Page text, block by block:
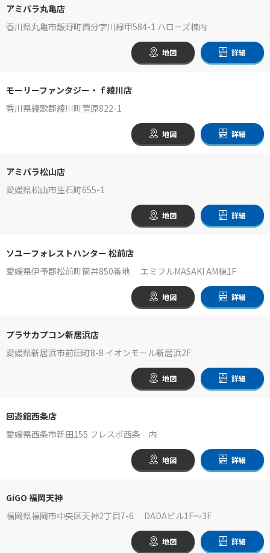
アミパラ丸亀店
香川県丸亀市飯野町西分字川緑甲584-1 ハローズ棟内
地図 詳細
モーリーファンタジー・ｆ綾川店
香川県綾歌郡綾川町萱原822-1
地図 詳細
アミパラ松山店
愛媛県松山市生石町655-1
地図 詳細
ソユーフォレストハンター 松前店
愛媛県伊予郡松前町筒井850番地 エミフルMASAKI AM棟1F
地図 詳細
プラサカプコン新居浜店
愛媛県新居浜市前田町8-8 イオンモール新居浜2F
地図 詳細
回遊館西条店
愛媛県西条市新田155 フレスポ西条 内
地図 詳細
GiGO 福岡天神
福岡県福岡市中央区天神2丁目7-6 DADAビル1F～3F
地図 詳細